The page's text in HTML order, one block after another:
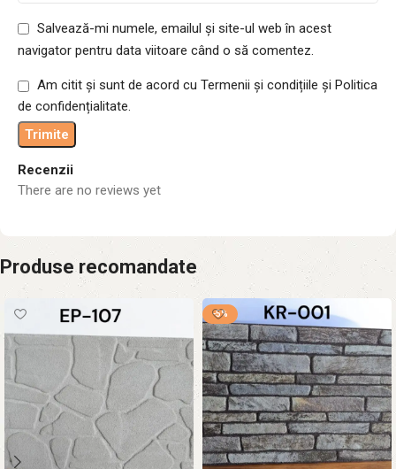
Recenzii
There are no reviews yet
Salvează-mi numele, emailul și site-ul web în acest
navigator pentru data viitoare când o să comentez.
Am citit și sunt de acord cu Termenii și condițiile și Politica
de confidențialitate.
Produse recomandate
-5%